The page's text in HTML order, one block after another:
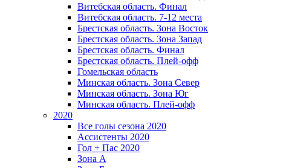
Витебская область. Финал
Витебская область. 7-12 места
Брестская область. Зона Восток
Брестская область. Зона Запад
Брестская область. Финал
Брестская область. Плей-офф
Гомельская область
Минская область. Зона Север
Минская область. Зона Юг
Минская область. Плей-офф
2020
Все голы сезона 2020
Ассистенты 2020
Гол + Пас 2020
Зона А